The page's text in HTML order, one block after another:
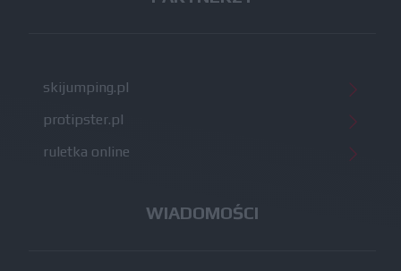
skijumping.pl
protipster.pl
ruletka online
WIADOMOŚCI